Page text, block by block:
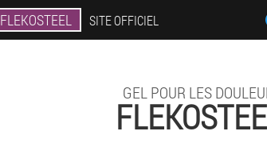
FLEKOSTEEL SITE OFFICIEL
GEL POUR LES